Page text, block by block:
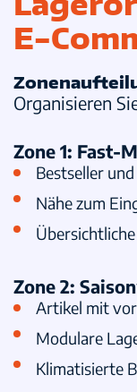
E-
Organisieren
Zone 1: Fast-
Bestseller
Nähe zum
Zone 2:
Artikel mit
Modulare
Klimatisierte